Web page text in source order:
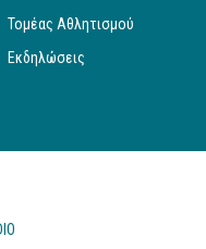
Τομέας Αθλητισμού
Εκδηλώσεις